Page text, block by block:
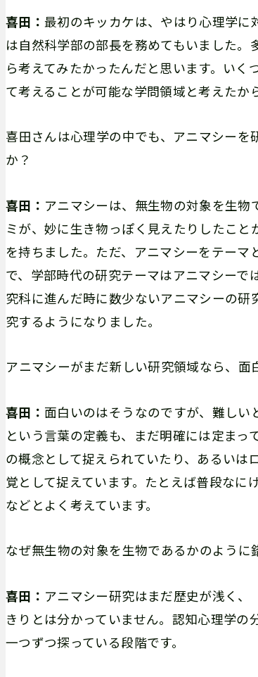
喜田：最初のキッカケは、やはり心理学
は自然科学部の部長を務めてもいました
ら考えてみたかったんだと思います。い
て考えることが可能な学問領域と考えたから
――喜田さんは心理学の中でも、アニマシー
か？
喜田： アニマシーは、無生物の対象を生
ミが、妙に生き物っぽく見えたりしたこ
を持ちました。ただ、アニマシーをテー
で、学部時代の研究テーマはアニマシー
究科に進んだ時に数少ないアニマシーの
究するようになりました。
――アニマシーがまだ新しい研究領域なら、
喜田： 面白いのはそうなのですが、難し
という言葉の定義も、まだ明確には定ま
の概念として捉えられていたり、あるい
覚として捉えています。たとえば普段な
などとよく考えています。
――なぜ無生物の対象を生物であるかのよう
喜田： アニマシー研究はまだ歴史が浅く
きりとは分かっていません。認知心理学
一つずつ探っている段階です。